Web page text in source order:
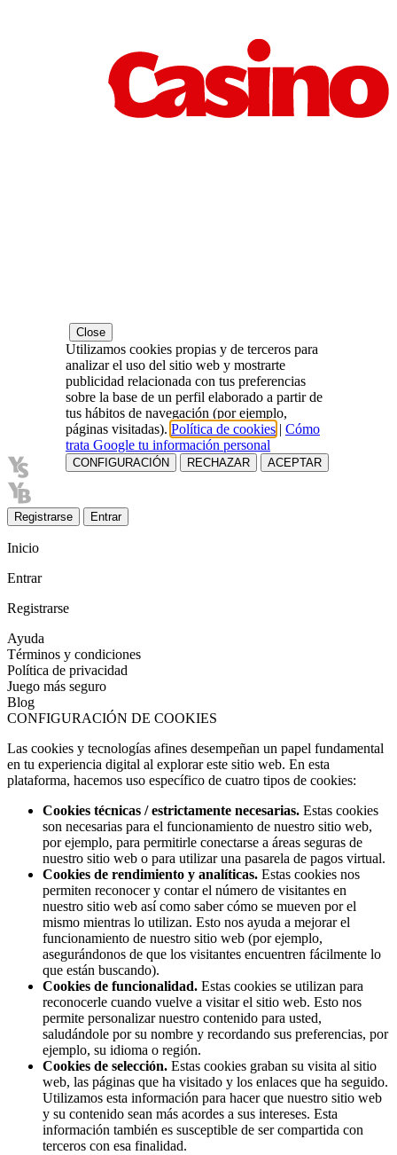
Registrarse Entrar
Inicio
Entrar
Registrarse
Ayuda
Términos y condiciones
Política de privacidad
Juego más seguro
Blog
CONFIGURACIÓN DE COOKIES
Las cookies y tecnologías afines desempeñan un papel fundamental
en tu experiencia digital al explorar este sitio web. En esta
plataforma, hacemos uso específico de cuatro tipos de cookies:
Cookies técnicas / estrictamente necesarias. Estas cookies
son necesarias para el funcionamiento de nuestro sitio web,
por ejemplo, para permitirle conectarse a áreas seguras de
nuestro sitio web o para utilizar una pasarela de pagos virtual.
Cookies de rendimiento y analíticas. Estas cookies nos
permiten reconocer y contar el número de visitantes en
nuestro sitio web así como saber cómo se mueven por el
mismo mientras lo utilizan. Esto nos ayuda a mejorar el
funcionamiento de nuestro sitio web (por ejemplo,
asegurándonos de que los visitantes encuentren fácilmente lo
que están buscando).
Cookies de funcionalidad. Estas cookies se utilizan para
reconocerle cuando vuelve a visitar el sitio web. Esto nos
permite personalizar nuestro contenido para usted,
saludándole por su nombre y recordando sus preferencias, por
ejemplo, su idioma o región.
Cookies de selección. Estas cookies graban su visita al sitio
web, las páginas que ha visitado y los enlaces que ha seguido.
Utilizamos esta información para hacer que nuestro sitio web
y su contenido sean más acordes a sus intereses. Esta
información también es susceptible de ser compartida con
terceros con esa finalidad.
Close
Utilizamos cookies propias y de terceros para
analizar el uso del sitio web y mostrarte
publicidad relacionada con tus preferencias
sobre la base de un perfil elaborado a partir de
tus hábitos de navegación (por ejemplo,
páginas visitadas). Política de cookies | Cómo
trata Google tu información personal
CONFIGURACIÓN RECHAZAR ACEPTAR